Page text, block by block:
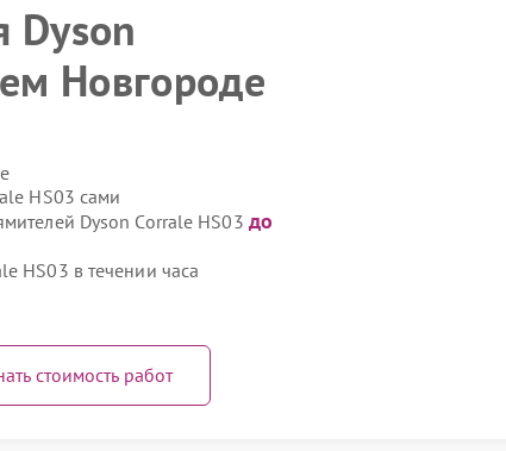
Dyson
Новгороде
HS03 сами
Dyson Corrale HS03 до
HS03 в течении часа
стоимость работ